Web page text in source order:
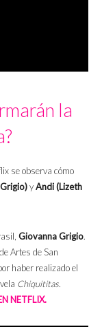
la
se observa cómo
yAndi (Lizeth
Giovanna Grigio.
Artes de San
haber realizado el
Chiquititas.
NETFLIX.